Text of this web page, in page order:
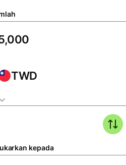
TWD
kepada